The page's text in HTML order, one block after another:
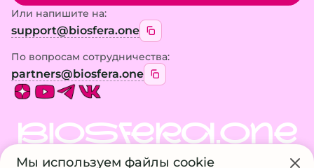
Или напишите на:
support@biosfera.one
По вопросам сотрудничества:
partners@biosfera.one
BIOSFERA.ONE
© 2026 BIOSFERA.ONE. Все права защищены.
Мы используем файлы cookie